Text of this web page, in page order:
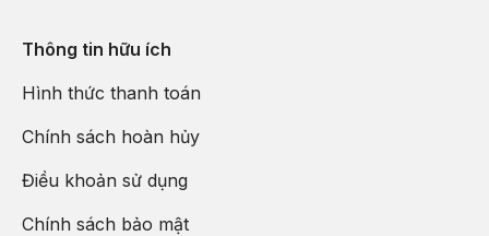
Thông tin hữu ích
Hình thức thanh toán
Chính sách hoàn hủy
Điều khoản sử dụng
Chính sách bảo mật